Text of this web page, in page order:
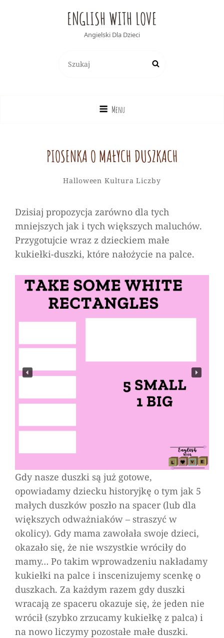
ENGLISH WITH LOVE
Angielski Dla Dzieci
for:
Search
Menu
PIOSENKA O MAŁYCH DUSZKACH
Categories
Halloween Kultura LiczbyBy
Alicja
Leave
comment
on
Piosenka
o
małych
Dzisiaj propozycja zarówno dla tych
mniejszych jak i tych większych maluchów.
Przygotujcie wraz z dzieckiem małe
kukiełki-duszki, które nałożycie na palce.
Gdy nasze duszki są już gotowe,
opowiadamy dziecku historyjkę o tym jak 5
małych duszków poszło na spacer (lub dla
większych odważniaków – straszyć w
okolicy). Gdy mama zawołała swoje dzieci,
okazało się, że nie wszystkie wróciły do
mamy… Po takim wprowadzeniu nakładamy
kukiełki na palce i inscenizujemy scenkę o
duszkach. Za każdym razem gdy duszki
wracają ze spaceru okazuje się, że jeden nie
wrócił (szybko zrzucamy kukiełkę z palca) i
na nowo liczymy pozostałe małe duszki.